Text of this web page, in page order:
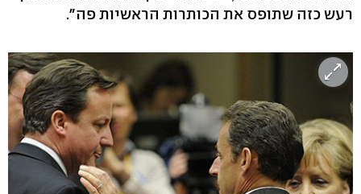
רעש כזה שתופס את הכותרות הראשיות פה".